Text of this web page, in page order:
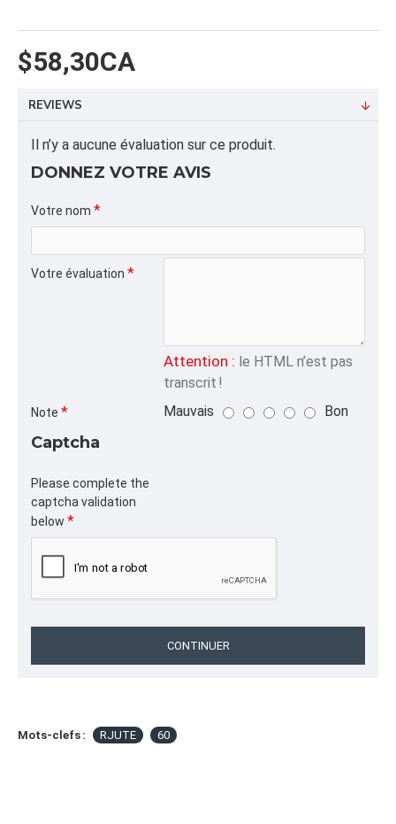
Dimension:
Poids: 44.15
Volume cubique: 3.08 pieds cubes
FORMAT DE PALETTE
Dimension/pallet:
RJUTE,60,
CATÉGORIE
$58,30CA
REVIEWS
Il n’y a aucune évaluation sur ce produit.
DONNEZ VOTRE AVIS
Votre nom
Votre évaluation
Attention : le HTML n’est pas
transcrit !
Note Mauvais Bon
Captcha
Please complete the
captcha validation
below
CONTINUER
Mots-clefs : RJUTE 60